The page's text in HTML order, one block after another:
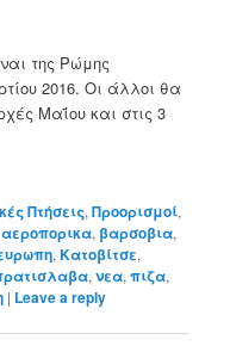
της Ρώμης
2016. Οι άλλοι θα
Μαΐου και στις3
Πτήσεις,Προορισμοί,
αεροπορικα, βαρσοβια,
,Κατοβίτσε,
,νεα,πιζα,
| Leave a reply